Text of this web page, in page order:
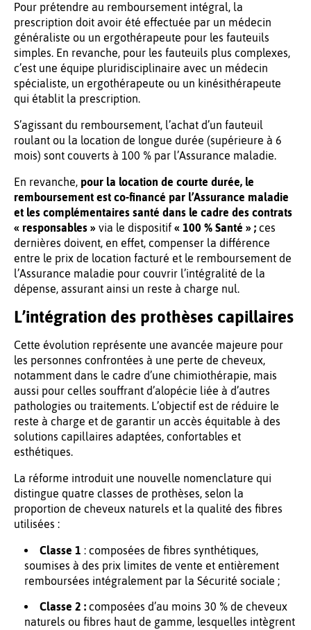
Pour prétendre au remboursement intégral, la
prescription doit avoir été effectuée par un médecin
généraliste ou un ergothérapeute pour les fauteuils
simples. En revanche, pour les fauteuils plus complexes,
c’est une équipe pluridisciplinaire avec un médecin
spécialiste, un ergothérapeute ou un kinésithérapeute
qui établit la prescription.
S’agissant du remboursement, l’achat d’un fauteuil
roulant ou la location de longue durée (supérieure à 6
mois) sont couverts à 100 % par l’Assurance maladie.
En revanche, pour la location de courte durée, le
remboursement est co-financé par l’Assurance maladie
et les complémentaires santé dans le cadre des contrats
« responsables » via le dispositif « 100 % Santé » ; ces
dernières doivent, en effet, compenser la différence
entre le prix de location facturé et le remboursement de
l’Assurance maladie pour couvrir l’intégralité de la
dépense, assurant ainsi un reste à charge nul.
L’intégration des prothèses capillaires
Cette évolution représente une avancée majeure pour
les personnes confrontées à une perte de cheveux,
notamment dans le cadre d’une chimiothérapie, mais
aussi pour celles souffrant d’alopécie liée à d’autres
pathologies ou traitements. L’objectif est de réduire le
reste à charge et de garantir un accès équitable à des
solutions capillaires adaptées, confortables et
esthétiques.
La réforme introduit une nouvelle nomenclature qui
distingue quatre classes de prothèses, selon la
proportion de cheveux naturels et la qualité des fibres
utilisées :
Classe 1 : composées de fibres synthétiques,
soumises à des prix limites de vente et entièrement
remboursées intégralement par la Sécurité sociale ;
Classe 2 : composées d’au moins 30 % de cheveux
naturels ou fibres haut de gamme, lesquelles intègrent